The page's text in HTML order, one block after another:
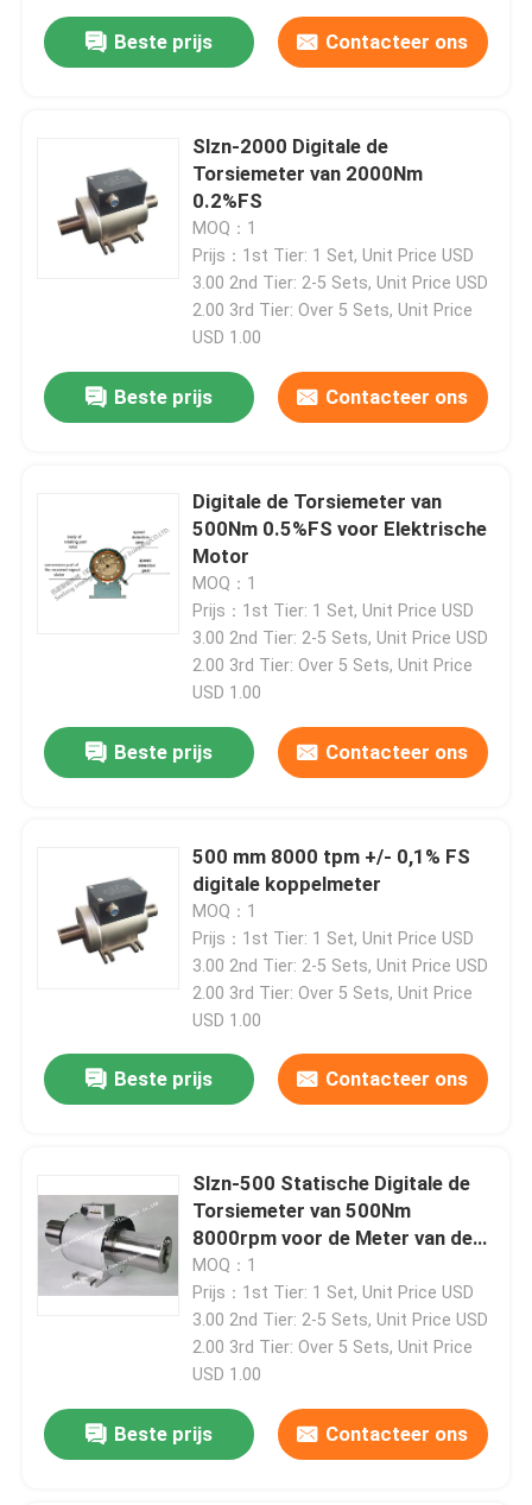
Beste prijs Contacteer ons
Slzn-2000 Digitale de
Torsiemeter van 2000Nm
0.2%FS
MOQ：1
Prijs：1st Tier: 1 Set, Unit Price USD
3.00 2nd Tier: 2-5 Sets, Unit Price USD
2.00 3rd Tier: Over 5 Sets, Unit Price
USD 1.00
Beste prijs Contacteer ons
Digitale de Torsiemeter van
500Nm 0.5%FS voor Elektrische
Motor
MOQ：1
Prijs：1st Tier: 1 Set, Unit Price USD
3.00 2nd Tier: 2-5 Sets, Unit Price USD
2.00 3rd Tier: Over 5 Sets, Unit Price
USD 1.00
Beste prijs Contacteer ons
500 mm 8000 tpm +/- 0,1% FS
digitale koppelmeter
MOQ：1
Prijs：1st Tier: 1 Set, Unit Price USD
3.00 2nd Tier: 2-5 Sets, Unit Price USD
2.00 3rd Tier: Over 5 Sets, Unit Price
USD 1.00
Beste prijs Contacteer ons
Slzn-500 Statische Digitale de
Torsiemeter van 500Nm
8000rpm voor de Meter van de
Moersleuteltorsie
MOQ：1
Prijs：1st Tier: 1 Set, Unit Price USD
3.00 2nd Tier: 2-5 Sets, Unit Price USD
2.00 3rd Tier: Over 5 Sets, Unit Price
USD 1.00
Beste prijs Contacteer ons